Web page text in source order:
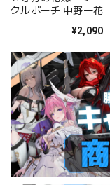
クルポーチ 中野一花
¥2,090